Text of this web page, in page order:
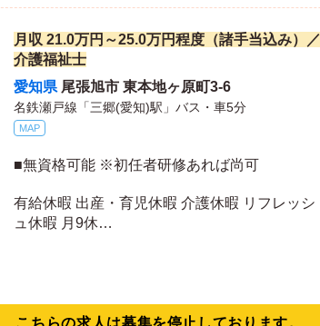
月収 21.0万円～25.0万円程度（諸手当込み）／
介護福祉士
愛知県 尾張旭市 東本地ヶ原町3-6
名鉄瀬戸線「三郷(愛知)駅」バス・車5分
MAP
■無資格可能 ※初任者研修あれば尚可
有給休暇 出産・育児休暇 介護休暇 リフレッシ
ュ休暇 月9休
こちらの求人は募集を停止しております。